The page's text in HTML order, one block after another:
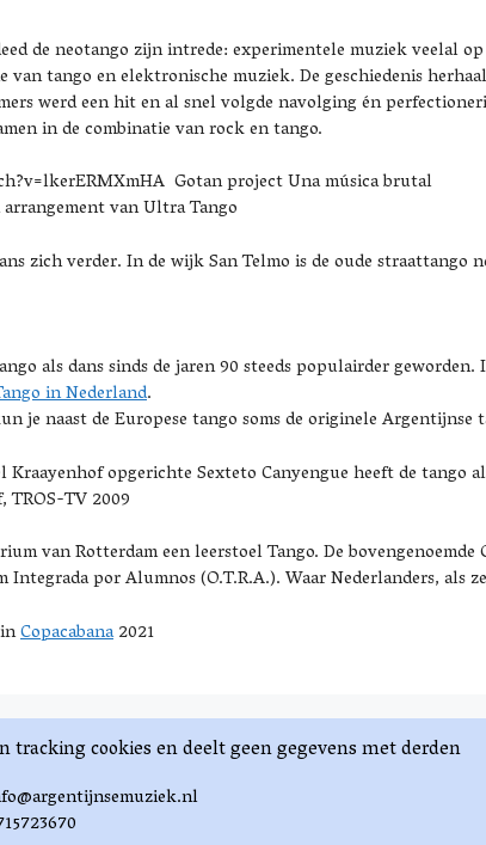
de neotango zijn intrede: experimentele muziek veelal
van tango en elektronische muziek. De geschiedenis
werd een hit en al snel volgde navolging én
in de combinatie van rock en tango.
Gotan project Una música brutal
van Ultra Tango
zich verder. In de wijk San Telmo is de oude
als dans sinds de jaren 90 steeds populairder
in Nederland.
je naast de Europese tango soms de originele Argentijnse
opgerichte Sexteto Canyengue heeft de tango
TROS-TV 2009
van Rotterdam een leerstoel Tango. De
Integrada por Alumnos (O.T.R.A.). Waar Nederlanders, als
Copacabana2021
cookies en deelt geen gegevens met derden